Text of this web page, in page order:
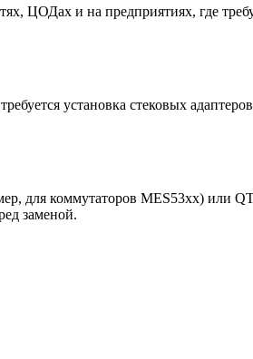
ЦОДах и на предприятиях, где
установка стековых
для коммутаторов MES53xx) или
заменой.